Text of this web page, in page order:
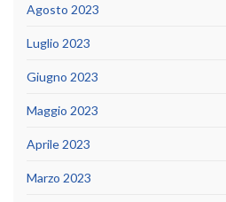
Agosto 2023
Luglio 2023
Giugno 2023
Maggio 2023
Aprile 2023
Marzo 2023